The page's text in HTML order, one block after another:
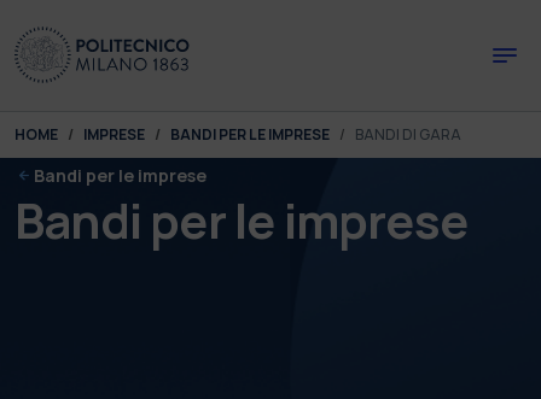
You are here:
HOME IMPRESE BANDI PER LE IMPRESE BANDI DI GARA
Bandi per le imprese
Bandi per le imprese